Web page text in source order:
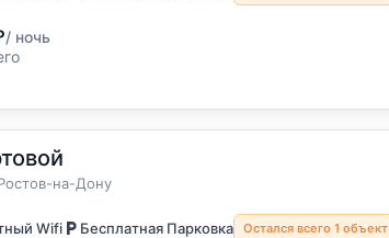
/ ночь
на-Дону
7 гостей
Wifi Бесплатная Парковка Остался всего 1 объект